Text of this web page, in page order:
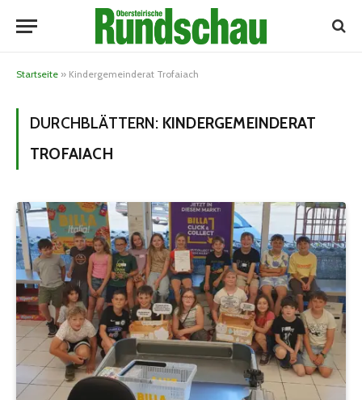
Startseite » Kindergemeinderat Trofaiach
DURCHBLÄTTERN: KINDERGEMEINDERAT
TROFAIACH